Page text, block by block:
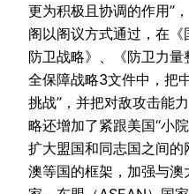
更为积极且协调的作用”
阁以阁议方式通过，在
防卫战略》、《防卫力
全保障战略3文件中，把
挑战”，并把对敌攻击能
略还增加了紧跟美国“小
扩大盟国和同志国之间
澳等国的框架，加强与